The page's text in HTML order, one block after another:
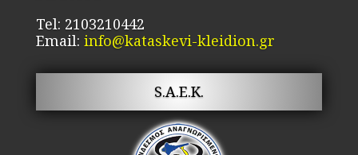
Tel: 2103210442
Email: info@kataskevi-kleidion.gr
S.A.E.K.